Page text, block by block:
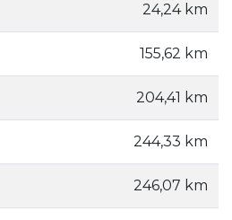
24,24 km
155,62 km
204,41 km
244,33 km
246,07 km